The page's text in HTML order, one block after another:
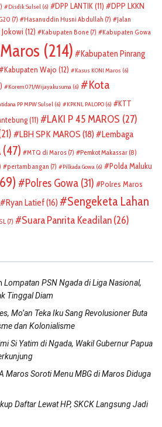
Disdik Sulsel (6) DPP LANTIK(11)
DPP LKKN
(7) Hasanuddin Husni Abdullah (7)
Jalan
(12) Kabupaten Bone (7) Kabupaten Gowa
(214)
Kabupaten Pinrang
Kabupaten Wajo (12) Kasus KONI Maros (6)
Korem 071/Wijayakusuma (6)
Kota
PP MPW Sulsel (6) KPKNL PALOPO (6)
KTT
(11) LAKI P 45 MAROS (27)
LBH SPK MAROS (18)
Lembaga
(47) MTQ di Maros (7) Pemkot Makassar (8)
pertambangan (7) Pilkada Gowa (6)
Polda Maluku
Polres Gowa (31)
Polres Maros
Ryan Latief(16)
Sengeketa Lahan
(7) Suara Panrita Keadilan(26)
Lompatan PSN Ngada di Liga Nasional,
Tinggal Diam
Mo’an Teka Iku Sang Revolusioner Buta
dan Kolonialisme
Si Yatim di Ngada, Wakil Gubernur Papua
Maros Soroti Menu MBG di Maros Diduga
Daftar Lewat HP, SKCK Langsung Jadi